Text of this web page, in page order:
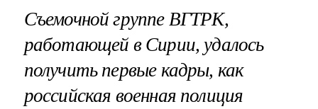
Съемочной группе ВГТРК,
работающей в Сирии, удалось
получить первые кадры, как
российская военная полиция